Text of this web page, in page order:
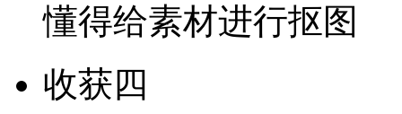
懂得给素材进行抠图
收获四